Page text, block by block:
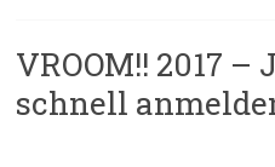
VROOM!! 2017 –
schnell